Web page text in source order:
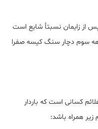
از زایمان نسبتاً شایع است
تا سه ماهه سوم دچار سنگ کیسه صفرا
کسانی است که باردار